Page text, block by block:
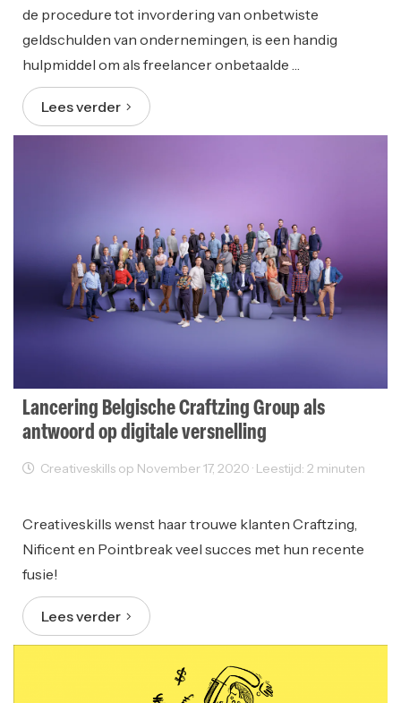
de procedure tot invordering van onbetwiste
geldschulden van ondernemingen, is een handig
hulpmiddel om als freelancer onbetaalde …
Lees verder
Lancering Belgische Craftzing Group als
antwoord op digitale versnelling
Creativeskills op November 17, 2020 · Leestijd: 2 minuten
Creativeskills wenst haar trouwe klanten Craftzing,
Nificent en Pointbreak veel succes met hun recente
fusie!
Lees verder